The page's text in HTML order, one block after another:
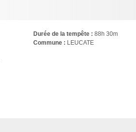
Durée de la tempête : 88h 30m
Commune :
LEUCATE